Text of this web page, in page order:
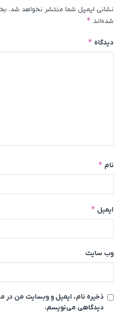
نشانی ایمیل شما منتشر نخواهد شد.
شده‌اند *
دیدگاه *
نام *
ایمیل *
وب‌ سایت
ذخیره نام، ایمیل و وبسایت من در
دیدگاهی می‌نویسم.